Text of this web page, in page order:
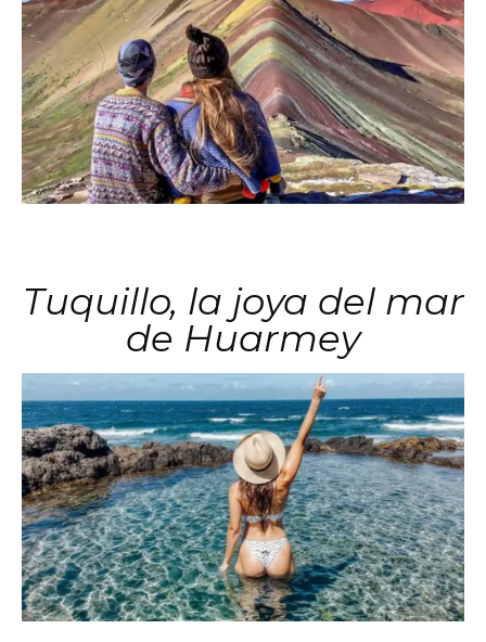
Tuquillo, la joya del mar
de Huarmey